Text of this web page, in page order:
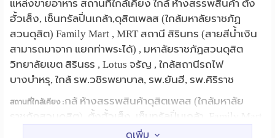
แหล่งขายอาหาร สถานที่ใกล้เคียง ใกล้ ห้างสรรพสินค้า ตั้ง
ฮั้วเส็ง, เซ็นทรัลปิ่นเกล้า,ดุสิตเพลส (ใกล้มหาลัยราชภัฏ
สวนดุสิต) Family Mart , MRT สถานี สิรินทร (สายสีน้ำเงิน
สามารถมาจาก แยกท่าพระได้) , มหาลัยราชภัฏสวนดุสิต
วิทยาลัยเขต สิรินธร , Lotus จรัญ , ใกล้สถานีรถไฟ
บางบำหรุ, ใกล้ รพ.วชิรพยาบาล, รพ.ยันฮี, รพ.ศิริราช
สถานที่ใกล้เคียง :กล้ ห้างสรรพสินค้าดุสิตเพลส (ใกล้มหาลัย
ราชภัฏสวนดุสิต), ตั้งฮั้วเส็ง, เซ็นทรัลปิ่นเกล้า, Family Mart
, MRT สถานี สิรินทร (สายสีน้ำเงิน สามารถมาจาก แยก